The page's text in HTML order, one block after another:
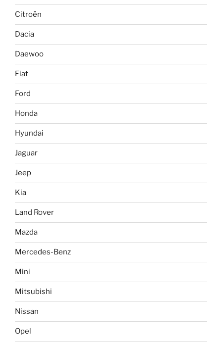
Citroën
Dacia
Daewoo
Fiat
Ford
Honda
Hyundai
Jaguar
Jeep
Kia
Land Rover
Mazda
Mercedes-Benz
Mini
Mitsubishi
Nissan
Opel